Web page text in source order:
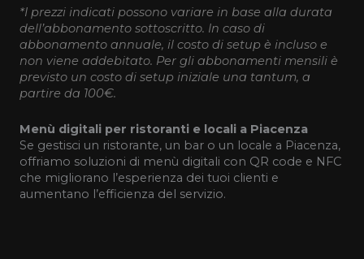
*I prezzi indicati possono variare in base alla durata
dell’abbonamento sottoscritto. In caso di
abbonamento annuale, il costo di setup è incluso e
non viene addebitato. Per gli abbonamenti mensili è
previsto un costo di setup iniziale una tantum, a
partire da 100€.
Menù digitali per ristoranti e locali a Piacenza
Se gestisci un ristorante, un bar o un locale a Piacenza,
offriamo soluzioni di menù digitali con QR code e NFC
che migliorano l’esperienza dei tuoi clienti e
aumentano l’efficienza del servizio.